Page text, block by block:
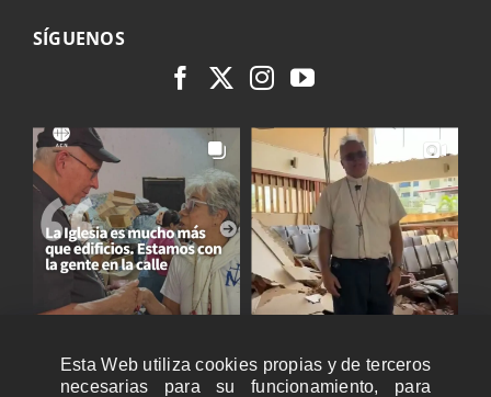
SÍGUENOS
Esta Web utiliza cookies propias y de terceros
necesarias para su funcionamiento, para